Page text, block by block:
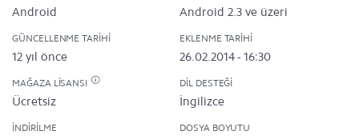
Android Android 2.3 ve üzeri
GÜNCELLENME TARIHI
12 yıl önce
EKLENME TARIHI
26.02.2014 - 16:30
MAĞAZA LISANSI
Ücretsiz
DIL DESTEĞI
İngilizce
İNDIRILME DOSYA BOYUTU